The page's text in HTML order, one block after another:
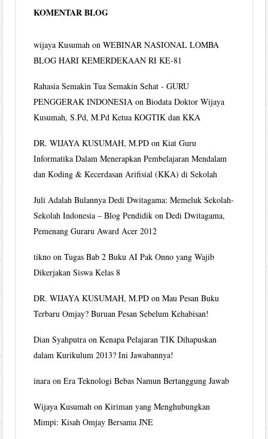
KOMENTAR BLOG
wijaya Kusumah onWEBINAR NASIONAL LOMBA
BLOG HARI KEMERDEKAAN RI KE-81
Rahasia Semakin Tua Semakin Sehat - GURU
PENGGERAK INDONESIA onBiodata Doktor Wijaya
Kusumah, S.Pd, M.Pd Ketua KOGTIK dan KKA
DR. WIJAYA KUSUMAH, M.PD onKiat Guru
Informatika Dalam Menerapkan Pembelajaran Mendalam
dan Koding & Kecerdasan Arifisial (KKA) di Sekolah
Juli Adalah Bulannya Dedi Dwitagama: Memeluk Sekolah-
Sekolah Indonesia – Blog Pendidik onDedi Dwitagama,
Pemenang Guraru Award Acer 2012
tikno onTugas Bab 2 Buku AI Pak Onno yang Wajib
Dikerjakan Siswa Kelas 8
DR. WIJAYA KUSUMAH, M.PD onMau Pesan Buku
Terbaru Omjay? Buruan Pesan Sebelum Kehabisan!
Dian Syahputra onKenapa Pelajaran TIK Dihapuskan
dalam Kurikulum 2013? Ini Jawabannya!
inara onEra Teknologi Bebas Namun Bertanggung Jawab
Wijaya Kusumah onKiriman yang Menghubungkan
Mimpi: Kisah Omjay Bersama JNE